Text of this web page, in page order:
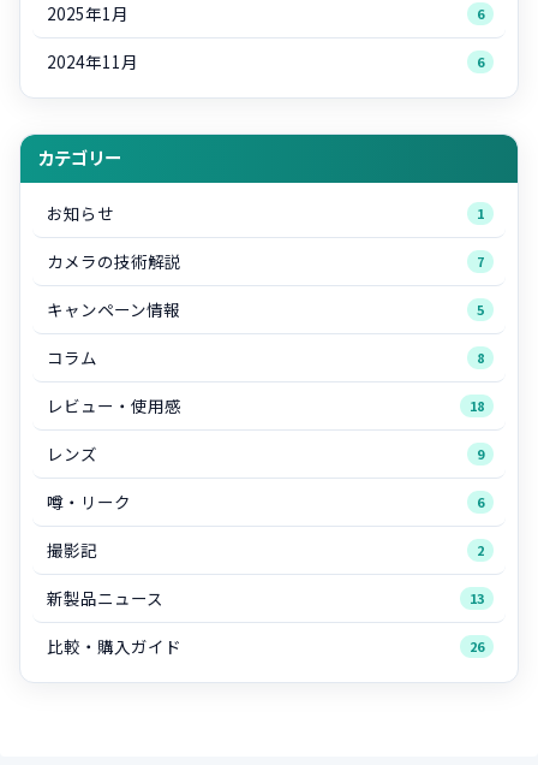
2025年1月 6
2024年11月 6
カテゴリー
お知らせ 1
カメラの技術解説 7
キャンペーン情報 5
コラム 8
レビュー・使用感 18
レンズ 9
噂・リーク 6
撮影記 2
新製品ニュース 13
比較・購入ガイド 26